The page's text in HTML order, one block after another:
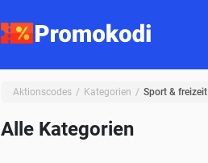
Aktionscodes Kategorien Sport & freizeit
Alle Kategorien